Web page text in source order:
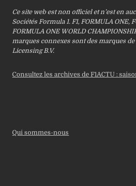
Ce site web est non officiel et n’est en
Sociétés Formula 1. F1, FORMULA ONE,
FORMULA ONE WORLD
marques connexes sont des marques
Licensing B.V.
Consultez les archives de F1ACTU :
Qui sommes-nous